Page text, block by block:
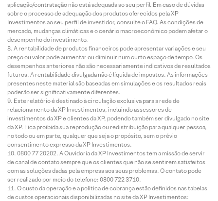
aplicação/contratação não está adequada ao seu perfil. Em caso de dúvidas
sobre o processo de adequação dos produtos oferecidos pela XP
Investimentos ao seu perfil de investidor, consulte o FAQ. As condições de
mercado, mudanças climáticas e o cenário macroeconômico podem afetar o
desempenho do investimento.
A rentabilidade de produtos financeiros pode apresentar variações e seu
preço ou valor pode aumentar ou diminuir num curto espaço de tempo. Os
desempenhos anteriores não são necessariamente indicativos de resultados
futuros. A rentabilidade divulgada não é líquida de impostos. As informações
presentes neste material são baseadas em simulações e os resultados reais
poderão ser significativamente diferentes.
Este relatório é destinado à circulação exclusiva para a rede de
relacionamento da XP Investimentos, incluindo assessores de
investimentos da XP e clientes da XP, podendo também ser divulgado no site
da XP. Fica proibida sua reprodução ou redistribuição para qualquer pessoa,
no todo ou em parte, qualquer que seja o propósito, sem o prévio
consentimento expresso da XP Investimentos.
0800 77 20202. A Ouvidoria da XP Investimentos tem a missão de servir
de canal de contato sempre que os clientes que não se sentirem satisfeitos
com as soluções dadas pela empresa aos seus problemas. O contato pode
ser realizado por meio do telefone: 0800 722 3710.
O custo da operação e a política de cobrança estão definidos nas tabelas
de custos operacionais disponibilizadas no site da XP Investimentos: